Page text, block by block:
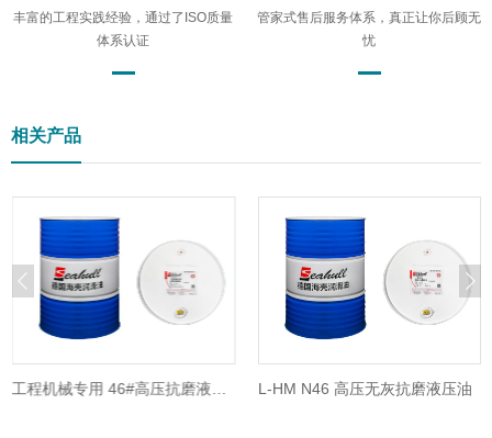
丰富的工程实践经验，通过了ISO质量
体系认证
管家式售后服务体系，真正让你后顾无
忧
相关产品
工程机械专用 46#高压抗磨液压油 L-HM N46 高压无灰抗磨液压油